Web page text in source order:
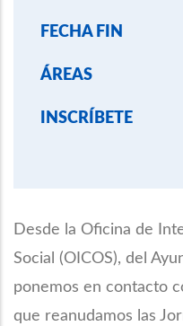
DESARROLLO
FECHA FIN
ÁREAS
INSCRÍBETE
Desde la Oficina de
Social (OICOS), del
ponemos en contacto
que reanudamos las